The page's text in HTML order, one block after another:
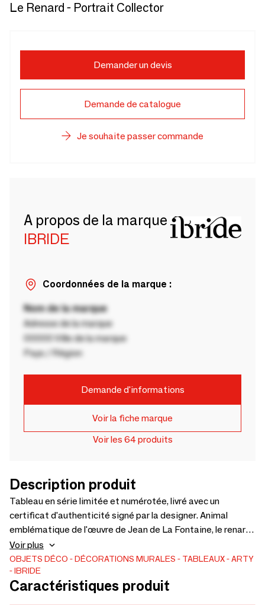
Le Renard - Portrait Collector
Demander un devis
Demande de catalogue
Je souhaite passer commande
A propos de la marque
IBRIDE
Coordonnées de la marque :
Nom de la marque
Adresse de la marque
00000 Ville de la marque
Pays / Région
Demande d'informations
Voir la fiche marque
Voir les 64 produits
Description produit
Tableau en série limitée et numérotée, livré avec un
certificat d'authenticité signé par la designer. Animal
emblématique de l'œuvre de Jean de La Fontaine, le renard
rusé aux airs de héros romantique enfile son armure de
conquérant sans perdre l'œillet blanc de la passion niché au
creux de sa main. Design Rachel & Benoît Convers -
Matériau: Cadre en stratifié massif et impression sur
Voir plus
OBJETS DÉCO DÉCORATIONS MURALES TABLEAUX
ARTY
IBRIDE
Caractéristiques produit